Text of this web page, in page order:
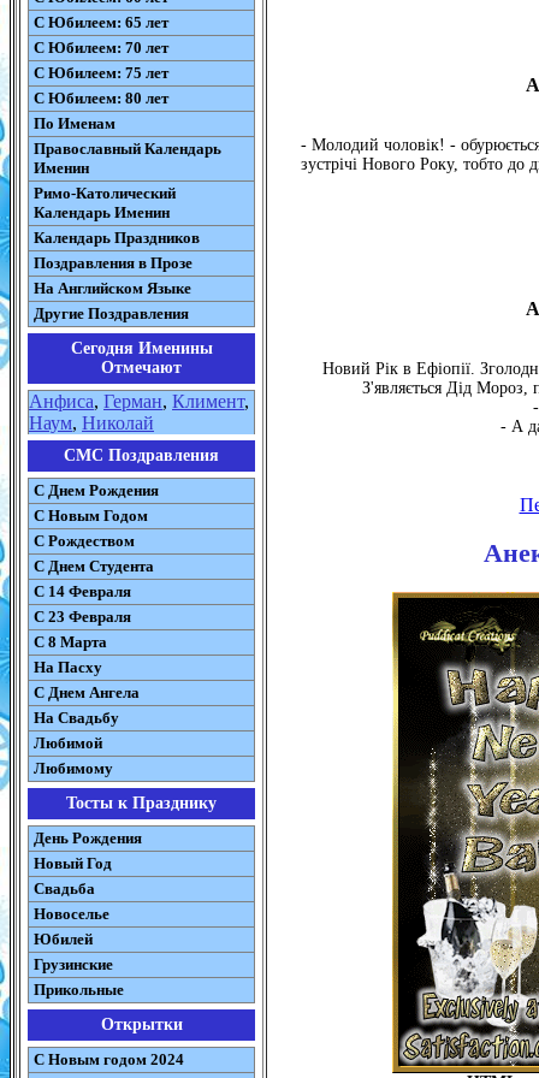
С Юбилеем: 65 лет
С Юбилеем: 70 лет
С Юбилеем: 75 лет
С Юбилеем: 80 лет
По Именам
Православный Календарь
Именин
Римо-Католический
Календарь Именин
Календарь Праздников
Поздравления в Прозе
На Английском Языке
Другие Поздравления
Сегодня Именины
Отмечают
Анфиса, Герман, Климент,
Наум, Николай
СМС Поздравления
С Днем Рождения
С Новым Годом
С Рождеством
C Днем Студента
С 14 Февраля
С 23 Февраля
С 8 Марта
На Пасху
C Днем Ангела
На Свадьбу
Любимой
Любимому
Тосты к Празднику
День Рождения
Новый Год
Свадьба
Новоселье
Юбилей
Грузинские
Прикольные
Открытки
С Новым годом 2024
- Молодий чоловік! -
зустрічі Нового Року, тобто до
Новий Рік в Ефіопії.
З'являється Дід Мороз,
- А